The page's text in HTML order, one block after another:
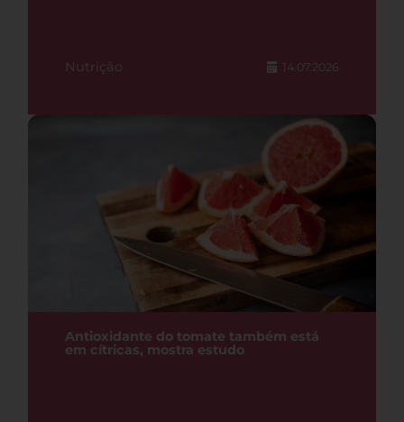
Nutrição 14.07.2026
Antioxidante do tomate também está
em cítricas, mostra estudo